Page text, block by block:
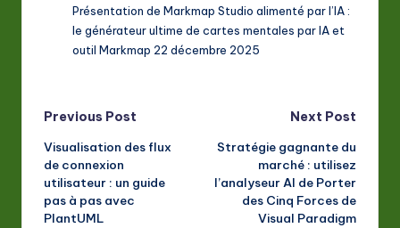
Présentation de Markmap Studio alimenté par l’IA :
le générateur ultime de cartes mentales par IA et
outil Markmap 22 décembre 2025
Post
navigation
Previous Post
Visualisation des flux
de connexion
utilisateur : un guide
pas à pas avec
PlantUML
Next Post
Stratégie gagnante du
marché : utilisez
l’analyseur AI de Porter
des Cinq Forces de
Visual Paradigm